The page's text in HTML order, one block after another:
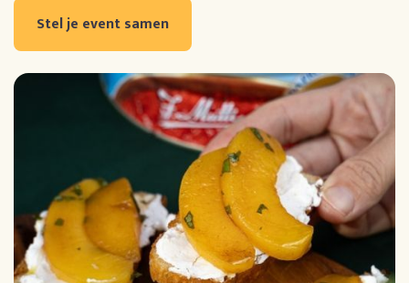
Stel je event samen